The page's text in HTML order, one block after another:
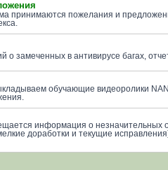
принимаются пожелания и
о замеченных в антивирусе багах,
обучающие видеоролики
информация о незначительных
доработки и текущие